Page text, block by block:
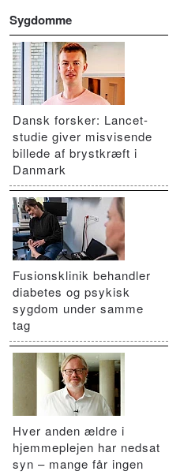
Sygdomme
Dansk forsker: Lancet-
studie giver misvisende
billede af brystkræft i
Danmark
Fusionsklinik behandler
diabetes og psykisk
sygdom under samme
tag
Hver anden ældre i
hjemmeplejen har nedsat
syn – mange får ingen